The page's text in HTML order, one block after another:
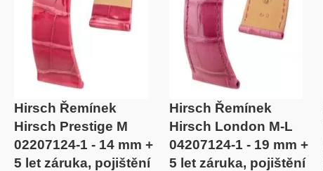
Hirsch Řemínek
Hirsch Prestige M
02207124-1 - 14 mm +
5 let záruka, pojištění
Hirsch Řemínek
Hirsch London M-L
04207124-1 - 19 mm +
5 let záruka, pojištění